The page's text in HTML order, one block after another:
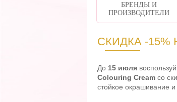
БРЕНДЫ И
ПРОИЗВОДИТЕЛИ
СКИДКА -15%
До 15 июля
Colouring Cream со
стойкое окрашивание